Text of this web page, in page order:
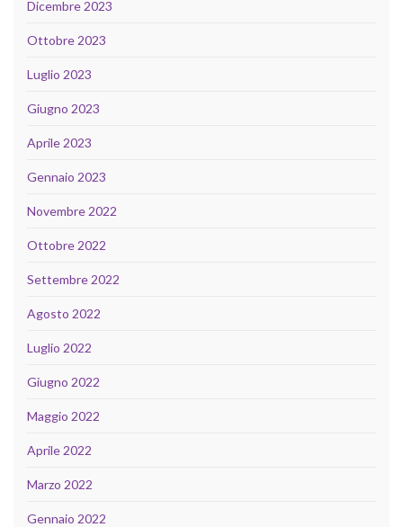
Dicembre 2023
Ottobre 2023
Luglio 2023
Giugno 2023
Aprile 2023
Gennaio 2023
Novembre 2022
Ottobre 2022
Settembre 2022
Agosto 2022
Luglio 2022
Giugno 2022
Maggio 2022
Aprile 2022
Marzo 2022
Gennaio 2022